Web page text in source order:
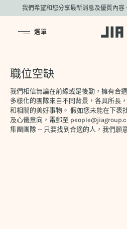
我們希望和您分享最新消息及優質內容
職位空缺
我們相信無論在前線或是後勤，擁有合
多樣化的團隊來自不同背景，各具所長
和相關的美好事物。 假如您未能在下表
及心儀意向，電郵至
集團團隊 — 只要找到合適的人，我們願